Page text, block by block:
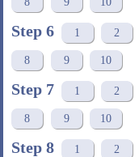
Step 6 1 2
8 9 10
Step 7 1 2
8 9 10
Step 8 1 2